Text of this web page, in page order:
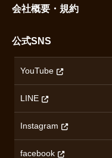
ご利用ガイド
配送・送料について
ハラダの保証とアフター
セイコー
カシオ
オリエントスター
会社概要・規約
沿革
特定商取引法に基づく表
プライバシーポリシー
無断転載・商用利用につい
公式SNS
YouTube
LINE
Instagram
facebook